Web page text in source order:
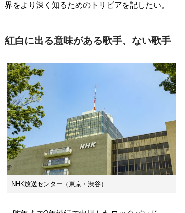
界をより深く知るためのトリビアを記したい。
紅白に出る意味がある歌手、ない歌手
NHK放送センター（東京・渋谷）